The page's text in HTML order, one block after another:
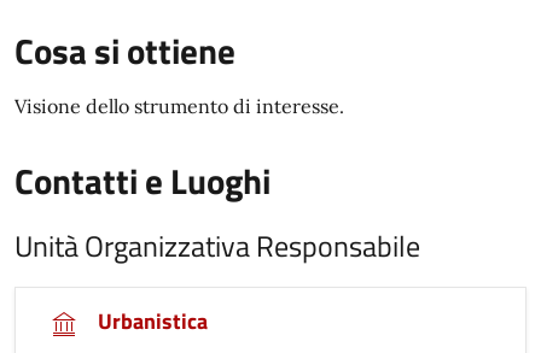
Cosa si ottiene
Visione dello strumento di interesse.
Contatti e Luoghi
Unità Organizzativa Responsabile
Urbanistica